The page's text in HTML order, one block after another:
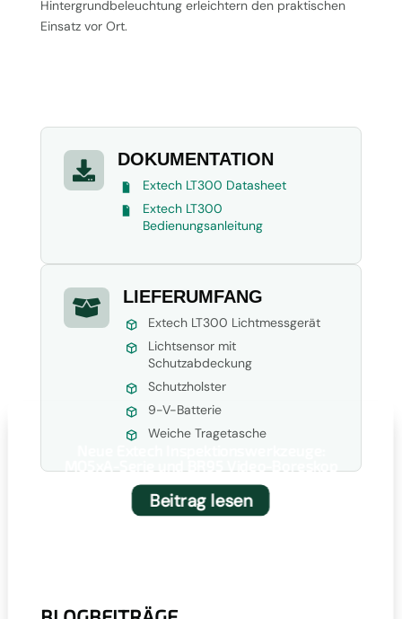
Hintergrundbeleuchtung erleichtern den praktischen
Einsatz vor Ort.
 DOKUMENTATION
Extech LT300 Datasheet
Extech LT300
Bedienungsanleitung
 LIEFERUMFANG
Extech LT300 Lichtmessgerät
Lichtsensor mit
Schutzabdeckung
Schutzholster
9-V-Batterie
Weiche Tragetasche
Beitrag lesen